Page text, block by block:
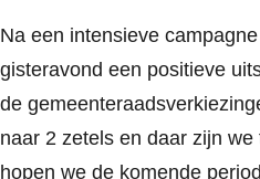
Na een intensieve
gisteravond een positieve
de
naar 2 zetels en daar zijn
hopen we de komende